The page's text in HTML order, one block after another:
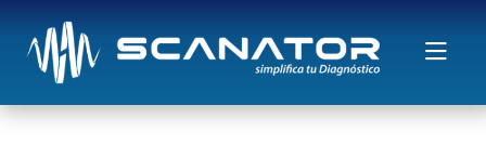
Saltar al contenido